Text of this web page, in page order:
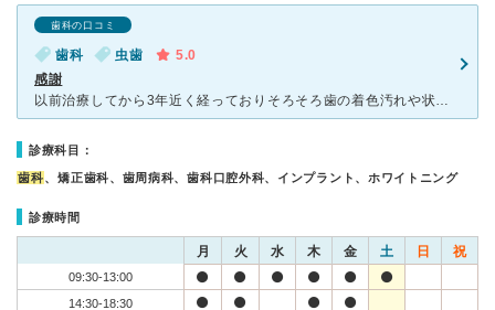
歯科の口コミ
歯科 虫歯
5.0
感謝
以前治療してから3年近く経っておりそろそろ歯の着色汚れや状態などが気になって来ておりました。そんな時にここを友人に紹介して貰ったので行って来ました。入った時は清潔で綺麗なお洒落な店舗だったので緊張しま
診療科目：
歯科、矯正歯科、歯周病科、歯科口腔外科、インプラント、ホワイトニング
診療時間
月 火 水 木 金 土 日 祝
09:30-13:00
14:30-18:30